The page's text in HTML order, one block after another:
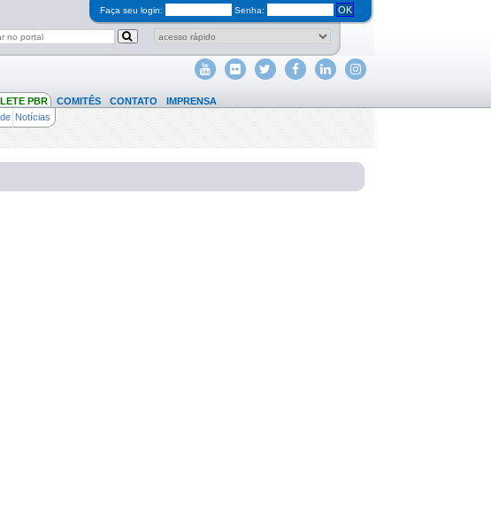
Faça seu login: Senha: OK
PBR COMITÊS CONTATO
IMPRENSA
Notícias